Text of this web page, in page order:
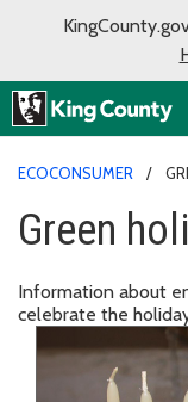
ECOCONSUMER
Green
Information about
celebrate the